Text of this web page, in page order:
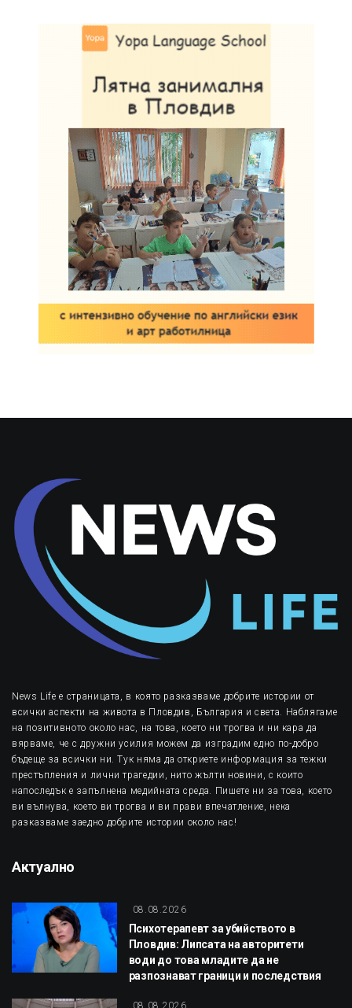
News Life е страницата, в която разказваме добрите истории от
всички аспекти на живота в Пловдив, България и света. Наблягаме
на позитивното около нас, на това, което ни трогва и ни кара да
вярваме, че с дружни усилия можем да изградим едно по-добро
бъдеще за всички ни. Тук няма да откриете информация за тежки
престъпления и лични трагедии, нито жълти новини, с които
напоследък е запълнена медийната среда. Пишете ни за това, което
ви вълнува, което ви трогва и ви прави впечатление, нека
разказваме заедно добрите истории около нас!
Актуално
08.08.2026
Психотерапевт за убийството в
Пловдив: Липсата на авторитети
води до това младите да не
разпознават граници и последствия
08.08.2026